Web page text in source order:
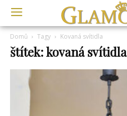
Domů Tagy Kovaná svítidla
štítek: kovaná svítidla